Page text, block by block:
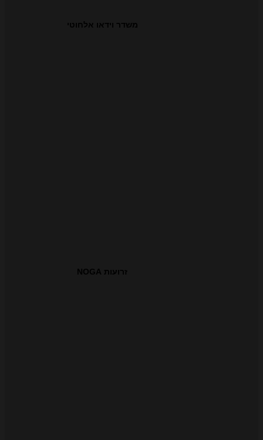
משדר וידאו אלחוטי